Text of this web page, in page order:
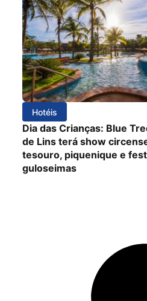
Hotéis
Dia das Crianças: Blue
de Lins terá show
tesouro, piquenique e
guloseimas